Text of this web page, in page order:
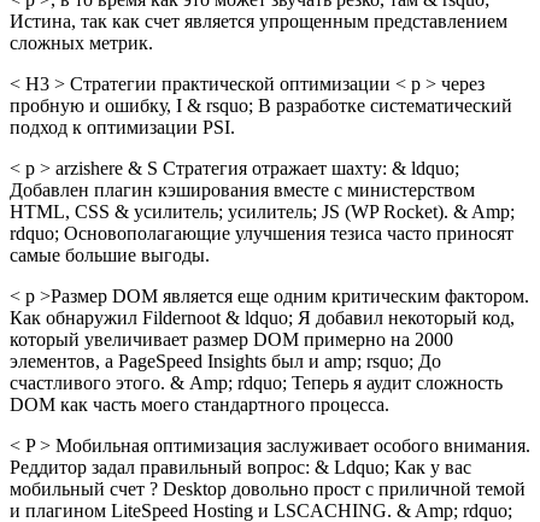
Истина, так как счет является упрощенным представлением
сложных метрик.
< H3 > Стратегии практической оптимизации < p > через
пробную и ошибку, I & rsquo; В разработке систематический
подход к оптимизации PSI.
< p > arzishere & S Стратегия отражает шахту: & ldquo;
Добавлен плагин кэширования вместе с министерством
HTML, CSS & усилитель; усилитель; JS (WP Rocket). & Amp;
rdquo; Основополагающие улучшения тезиса часто приносят
самые большие выгоды.
< p >Размер DOM является еще одним критическим фактором.
Как обнаружил Fildernoot & ldquo; Я добавил некоторый код,
который увеличивает размер DOM примерно на 2000
элементов, а PageSpeed Insights был и amp; rsquo; До
счастливого этого. & Amp; rdquo; Теперь я аудит сложность
DOM как часть моего стандартного процесса.
< P > Мобильная оптимизация заслуживает особого внимания.
Реддитор задал правильный вопрос: & Ldquo; Как у вас
мобильный счет ? Desktop довольно прост с приличной темой
и плагином LiteSpeed Hosting и LSCACHING. & Amp; rdquo;